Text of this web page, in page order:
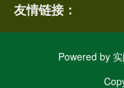
友情链接：
Powered by